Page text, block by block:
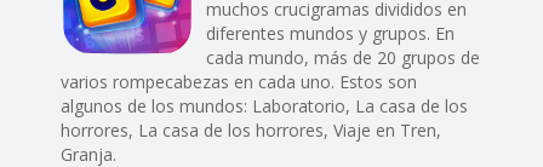
muchos crucigramas divididos en
diferentes mundos y grupos. En
cada mundo, más de 20 grupos de
varios rompecabezas en cada uno. Estos son
algunos de los mundos: Laboratorio, La casa de los
horrores, La casa de los horrores, Viaje en Tren,
Granja.